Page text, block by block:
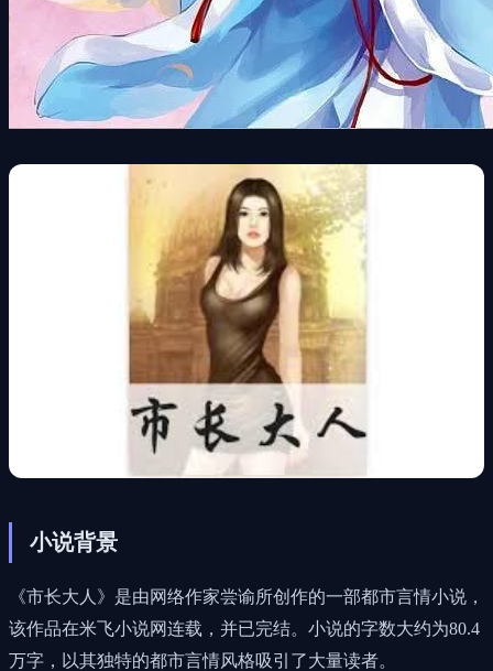
小说背景
《市长大人》是由网络作家尝谕所创作的一部都市言情小说，
该作品在米飞小说网连载，并已完结。小说的字数大约为80.4
万字，以其独特的都市言情风格吸引了大量读者。